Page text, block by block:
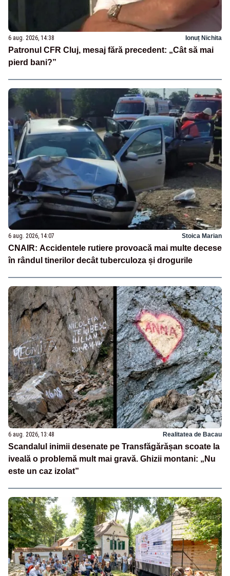
6 aug. 2026, 14:38 Ionuț Nichita
Patronul CFR Cluj, mesaj fără precedent: „Cât să mai
pierd bani?”
6 aug. 2026, 14:07 Stoica Marian
CNAIR: Accidentele rutiere provoacă mai multe decese
în rândul tinerilor decât tuberculoza și drogurile
6 aug. 2026, 13:48 Realitatea de Bacau
Scandalul inimii desenate pe Transfăgărășan scoate la
iveală o problemă mult mai gravă. Ghizii montani: „Nu
este un caz izolat”